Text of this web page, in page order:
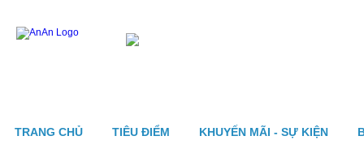
TRANG CHỦ TIÊU ĐIỂM KHUYẾN MÃI - SỰ KIỆN